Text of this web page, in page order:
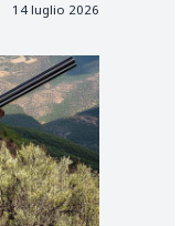
14 luglio 2026